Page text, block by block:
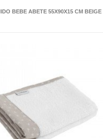
BEBE ABETE 55X90X15 CM BEIGE